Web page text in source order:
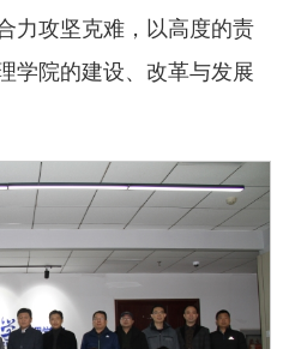
力攻坚克难，以高度的责
学院的建设、改革与发展